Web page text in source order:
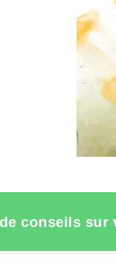
VOIR
conseils sur